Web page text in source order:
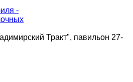
Тракт", павильон 27-